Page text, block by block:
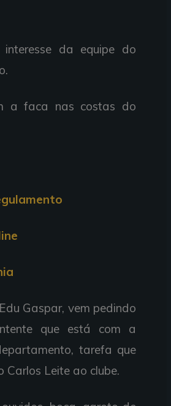
da equipe do
a faca nas costas do
Gaspar, vem pedindo
que está com a
tarefa que
Leite ao clube.